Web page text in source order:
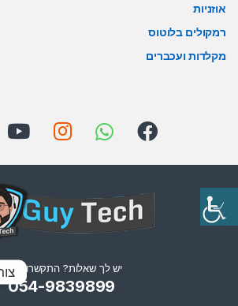
אוזניות
רמקולים בלוטוס
מקלדות ועכברים
יש לך שאלות? התקשרו אלינו!
054-9839899